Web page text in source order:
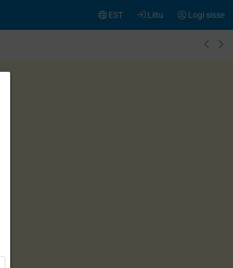
Logi sisse
Liitu
EST